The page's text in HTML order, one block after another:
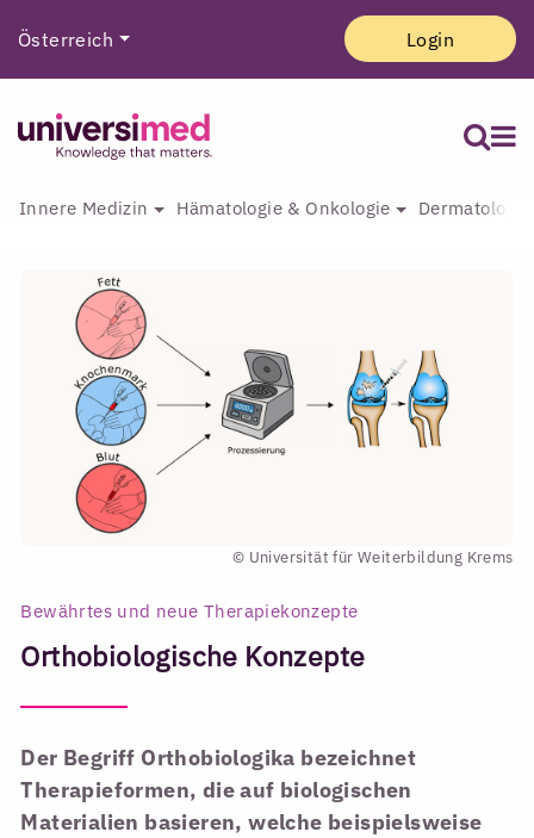
Österreich Login
Innere Medizin Hämatologie & Onkologie
© Universität für Weiterbildung Krems
Bewährtes und neue Therapiekonzepte
Orthobiologische Konzepte
Der Begriff Orthobiologika bezeichnet
Therapieformen, die auf biologischen
Materialien basieren, welche beispielsweise